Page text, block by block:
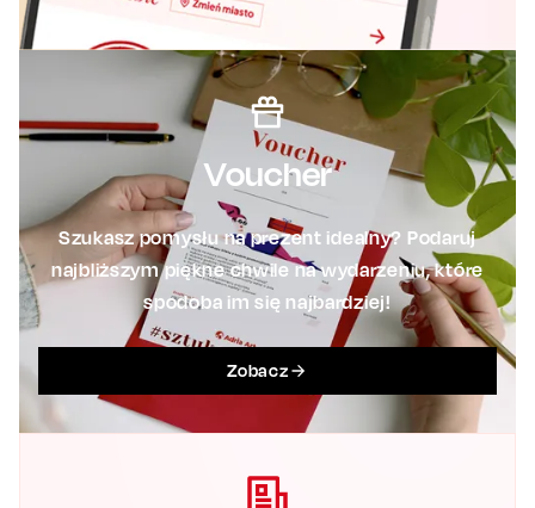
Voucher
Szukasz pomysłu na prezent idealny? Podaruj
najbliższym piękne chwile na wydarzeniu, które
spodoba im się najbardziej!
Zobacz